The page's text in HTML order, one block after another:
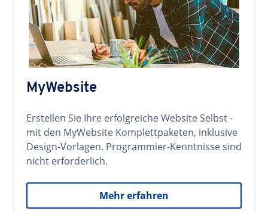
MyWebsite
Erstellen Sie Ihre erfolgreiche Website Selbst -
mit den MyWebsite Komplettpaketen, inklusive
Design-Vorlagen. Programmier-Kenntnisse sind
nicht erforderlich.
Mehr erfahren